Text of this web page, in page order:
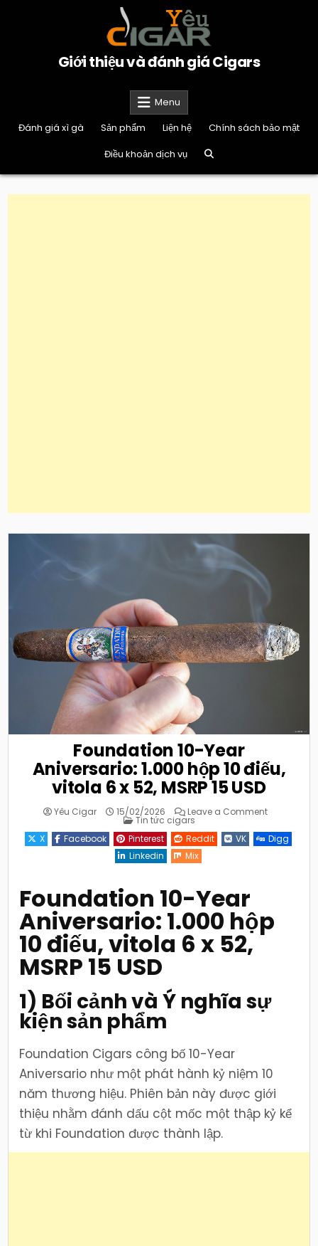
Giới thiệu và đánh giá Cigars
Menu
Đánh giá xì gà
Sản phẩm Liện hệ
Chính sách bảo mật
Điều khoản dịch vụ
Foundation 10-Year
Aniversario: 1.000 hộp 10 điếu,
vitola 6 x 52, MSRP 15 USD
Yêu Cigar 15/02/2026 Leave a Commenton
Year
Aniversario:
MSRP
15
Posted
Tin tức cigars
X
Facebook Pinterest Reddit VK
Digg
Linkedin
Mix
Foundation 10-Year
Aniversario: 1.000 hộp
10 điếu, vitola 6 x 52,
MSRP 15 USD
1) Bối cảnh và Ý nghĩa sự
kiện sản phẩm
Foundation Cigars công bố 10-Year
Aniversario như một phát hành kỷ niệm 10
năm thương hiệu. Phiên bản này được giới
thiệu nhằm đánh dấu cột mốc một thập kỷ kể
từ khi Foundation được thành lập.